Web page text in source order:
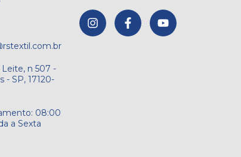
n 507 -
- SP, 17120-